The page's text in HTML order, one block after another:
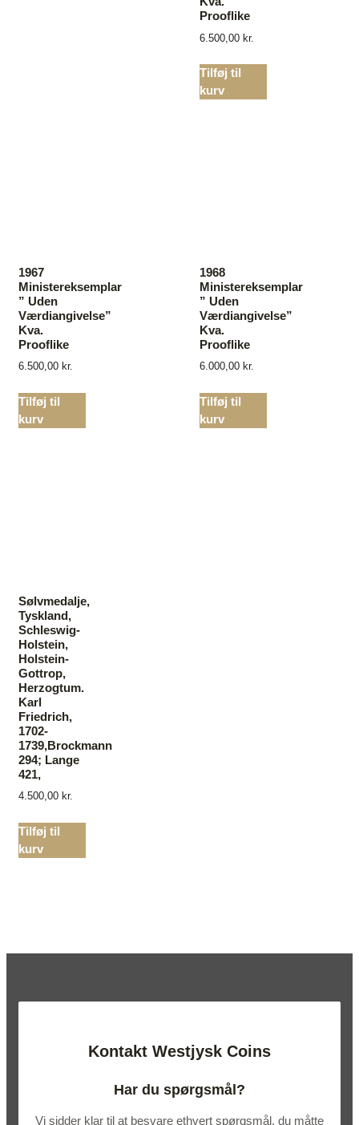
Prooflike
6.500,00 kr.
Tilføj til
kurv
1967
Ministereksemplar
” Uden
Værdiangivelse”
Kva.
Prooflike
6.500,00 kr.
Tilføj til
kurv
1968
Ministereksemplar
” Uden
Værdiangivelse”
Kva.
Prooflike
6.000,00 kr.
Tilføj til
kurv
Sølvmedalje,
Tyskland,
Schleswig-
Holstein,
Holstein-
Gottrop,
Herzogtum.
Karl
Friedrich,
1702-
1739,Brockmann
294; Lange
421,
4.500,00 kr.
Tilføj til
kurv
Kontakt Westjysk Coins
Har du spørgsmål?
Vi sidder klar til at besvare ethvert spørgsmål, du måtte